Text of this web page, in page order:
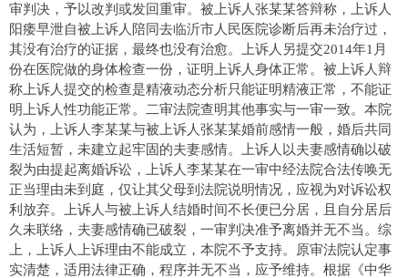
审判决，予以改判或发回重审。被上诉人张某某答辩称，上诉人
阳痿早泄自被上诉人陪同去临沂市人民医院诊断后再未治疗过，
其没有治疗的证据，最终也没有治愈。上诉人另提交2014年1月
份在医院做的身体检查一份，证明上诉人身体正常。被上诉人辩
称上诉人提交的检查是精液动态分析只能证明精液正常，不能证
明上诉人性功能正常。二审法院查明其他事实与一审一致。本院
认为，上诉人李某某与被上诉人张某某婚前感情一般，婚后共同
生活短暂，未建立起牢固的夫妻感情。上诉人以夫妻感情确以破
裂为由提起离婚诉讼，上诉人李某某在一审中经法院合法传唤无
正当理由未到庭，仅让其父母到法院说明情况，应视为对诉讼权
利放弃。上诉人与被上诉人结婚时间不长便已分居，且自分居后
久未联络，夫妻感情确已破裂，一审判决准予离婚并无不当。综
上，上诉人上诉理由不能成立，本院不予支持。原审法院认定事
实清楚，适用法律正确，程序并无不当，应予维持。根据《中华